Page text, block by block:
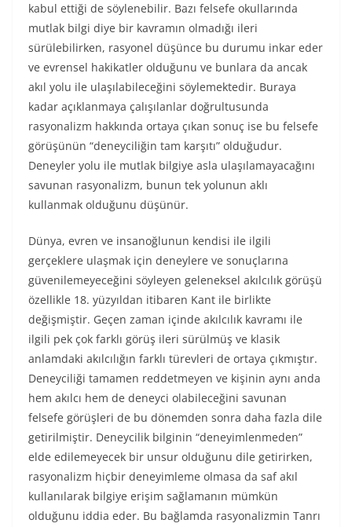
kabul ettiği de söylenebilir. Bazı felsefe okullarında
mutlak bilgi diye bir kavramın olmadığı ileri
sürülebilirken, rasyonel düşünce bu durumu inkar eder
ve evrensel hakikatler olduğunu ve bunlara da ancak
akıl yolu ile ulaşılabileceğini söylemektedir. Buraya
kadar açıklanmaya çalışılanlar doğrultusunda
rasyonalizm hakkında ortaya çıkan sonuç ise bu felsefe
görüşünün “deneyciliğin tam karşıtı” olduğudur.
Deneyler yolu ile mutlak bilgiye asla ulaşılamayacağını
savunan rasyonalizm, bunun tek yolunun aklı
kullanmak olduğunu düşünür.
Dünya, evren ve insanoğlunun kendisi ile ilgili
gerçeklere ulaşmak için deneylere ve sonuçlarına
güvenilemeyeceğini söyleyen geleneksel akılcılık görüşü
özellikle 18. yüzyıldan itibaren Kant ile birlikte
değişmiştir. Geçen zaman içinde akılcılık kavramı ile
ilgili pek çok farklı görüş ileri sürülmüş ve klasik
anlamdaki akılcılığın farklı türevleri de ortaya çıkmıştır.
Deneyciliği tamamen reddetmeyen ve kişinin aynı anda
hem akılcı hem de deneyci olabileceğini savunan
felsefe görüşleri de bu dönemden sonra daha fazla dile
getirilmiştir. Deneycilik bilginin “deneyimlenmeden”
elde edilemeyecek bir unsur olduğunu dile getirirken,
rasyonalizm hiçbir deneyimleme olmasa da saf akıl
kullanılarak bilgiye erişim sağlamanın mümkün
olduğunu iddia eder. Bu bağlamda rasyonalizmin Tanrı